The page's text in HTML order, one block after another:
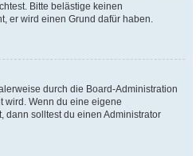
Bitte belästige keinen
er wird einen Grund dafür haben.
durch die Board-Administration
wird. Wenn du eine eigene
dann solltest du einen Administrator